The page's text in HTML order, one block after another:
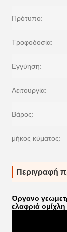
Πρότυπο:
Τροφοδοσία:
Εγγύηση:
Λειτουργία:
Βάρος:
μήκος κύματος:
Περιγραφή
Όργανο
ελαφριά